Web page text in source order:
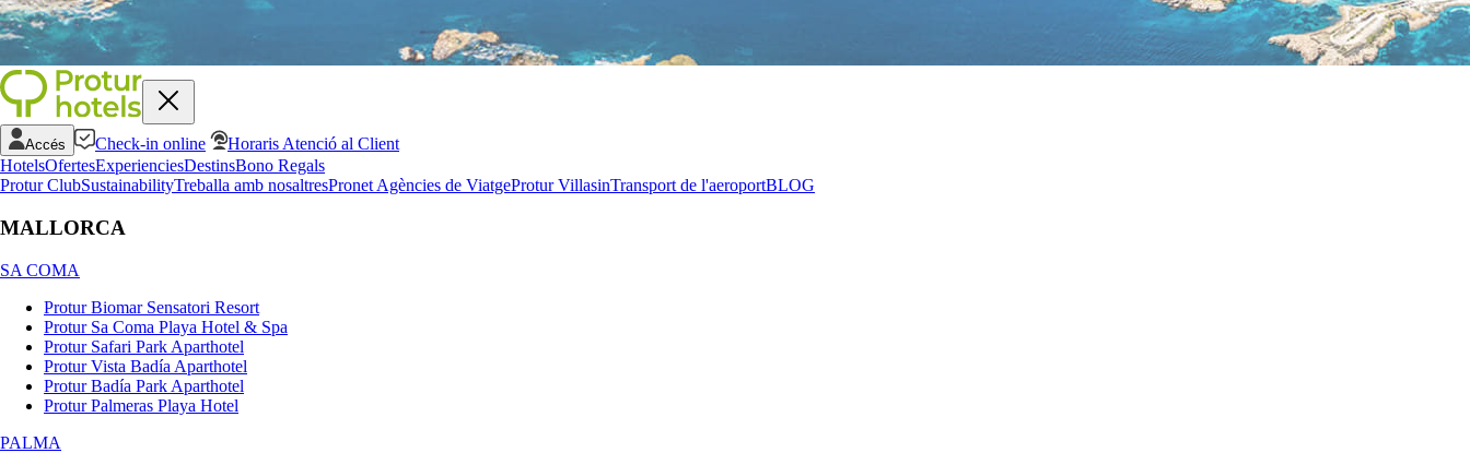
Accés Check-in online
Horaris Atenció al Client
HotelsOfertesExperienciesDestinsBono Regals
Protur ClubSustainabilityTreballa amb nosaltresPronet Agències de ViatgeProtur VillasinTransport de l'aeroportBLOG
MALLORCA
SA COMA
Protur Biomar Sensatori Resort
Protur Sa Coma Playa Hotel & Spa
Protur Safari Park Aparthotel
Protur Vista Badía Aparthotel
Protur Badía Park Aparthotel
Protur Palmeras Playa Hotel
PALMA